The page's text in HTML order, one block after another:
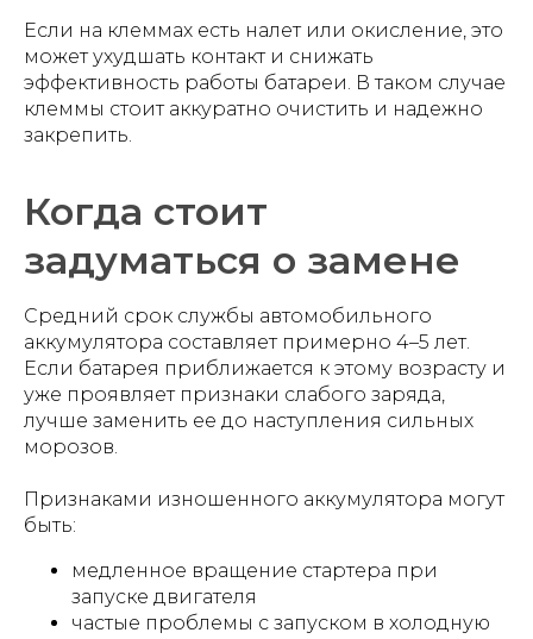
Если на клеммах есть налет или окисление, это
может ухудшать контакт и снижать
эффективность работы батареи. В таком случае
клеммы стоит аккуратно очистить и надежно
закрепить.
Когда стоит
задуматься о замене
Средний срок службы автомобильного
аккумулятора составляет примерно 4–5 лет.
Если батарея приближается к этому возрасту и
уже проявляет признаки слабого заряда,
лучше заменить ее до наступления сильных
морозов.
Признаками изношенного аккумулятора могут
быть:
медленное вращение стартера при
запуске двигателя
частые проблемы с запуском в холодную